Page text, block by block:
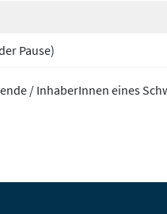
Pause)
/ InhaberInnen eines